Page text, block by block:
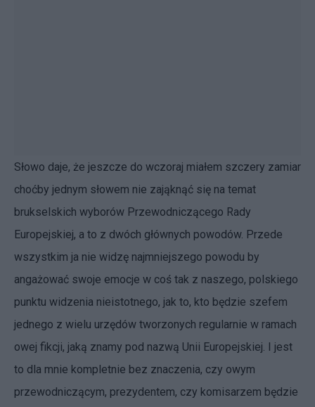
Słowo daje, że jeszcze do wczoraj miałem szczery zamiar
choćby jednym słowem nie zająknąć się na temat
brukselskich wyborów Przewodniczącego Rady
Europejskiej, a to z dwóch głównych powodów. Przede
wszystkim ja nie widzę najmniejszego powodu by
angażować swoje emocje w coś tak z naszego, polskiego
punktu widzenia nieistotnego, jak to, kto będzie szefem
jednego z wielu urzędów tworzonych regularnie w ramach
owej fikcji, jaką znamy pod nazwą Unii Europejskiej. I jest
to dla mnie kompletnie bez znaczenia, czy owym
przewodniczącym, prezydentem, czy komisarzem będzie